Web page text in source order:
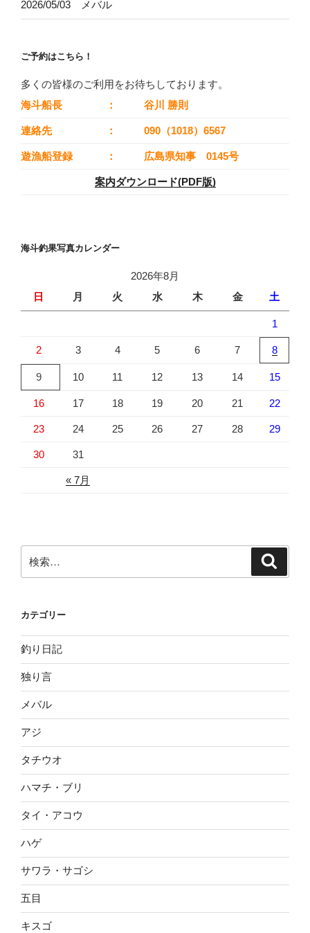
2026/05/03 メバル
ご予約はこちら！
多くの皆様のご利用をお待ちしております。
海斗船長
： 谷川 勝則
連絡先 ： 090（1018）6567
遊漁船登録 ： 広島県知事 0145号
案内ダウンロード(PDF版)
海斗釣果写真カレンダー
2026年8月
日
月 火 水 木 金 土
« 7月
1
2 3 4 5 6 7 8
9 10 11 12 13 14 15
16 17 18 19 20 21 22
23 24 25 26 27 28 29
30 31
索:
カテゴリー
釣り日記
独り言
メバル
アジ
タチウオ
ハマチ・ブリ
タイ・アコウ
ハゲ
サワラ・サゴシ
五目
キスゴ